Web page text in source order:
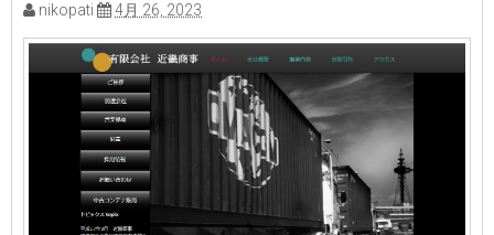
nikopati 4月 26, 2023